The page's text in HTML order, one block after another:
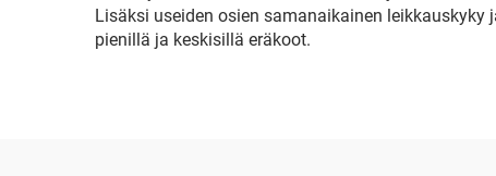
Lisäksi useiden osien samanaikainen
pienillä ja keskisillä eräkoot.